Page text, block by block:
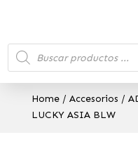
Búsqueda
de
productos
Home/ Accesorios /
LUCKY ASIA BLW